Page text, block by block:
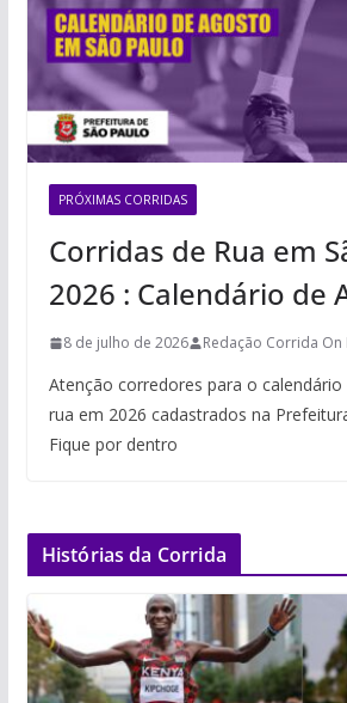
PRÓXIMAS CORRIDAS
Corridas de Rua em
2026 : Calendário de
8 de julho de 2026 Redação Corrida On
Atenção corredores para o calendário
rua em 2026 cadastrados na
Fique por dentro
Histórias da Corrida